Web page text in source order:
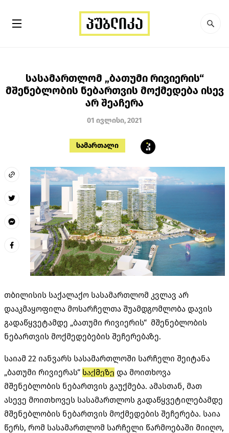
სასამართლომ „ბათუმი რივიერის“
მშენებლობის ნებართვის მოქმედება ისევ
არ შეაჩერა
01 ივლისი, 2021
სამართალი
თბილისის საქალაქო სასამართლომ კვლავ არ
დააკმაყოფილა მოსარჩელთა შუამდგომლობა დავის
გადაწყვეტამდე „ბათუმი რივიერის“ მშენებლობის
ნებართვის მოქმედებების შეჩერებაზე.
საიამ 22 იანვარს სასამართლოში სარჩელი შეიტანა
„ბათუმი რივიერას“ საქმეზე და მოითხოვა
მშენებლობის ნებართვის გაუქმება. ამასთან, მათ
ასევე მოითხოვეს სასამართლოს გადაწყვეტილებამდე
მშენებლობის ნებართვის მოქმედების შეჩერება. საია
წერს, რომ სასამართლომ სარჩელი წარმოებაში მიიღო,